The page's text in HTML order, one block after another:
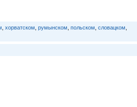
хорватском румынском польском словацком